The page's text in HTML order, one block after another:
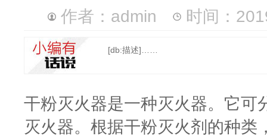
作者：admin 时间：
[db:描述]……
干粉灭火器是一种灭火器。它可
灭火器。根据干粉灭火剂的种